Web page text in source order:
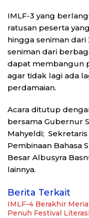
IMLF-3 yang
ratusan peserta
hingga seniman
seniman dari
dapat membangun
agar tidak lagi ada
perdamaian.
Acara ditutup
bersama Gubernur
Mahyeldi;
Pembinaan Bahasa
Besar Albusyra
lainnya.
Berita Terkait
IMLF-4 Berakhir
Penuh Festival